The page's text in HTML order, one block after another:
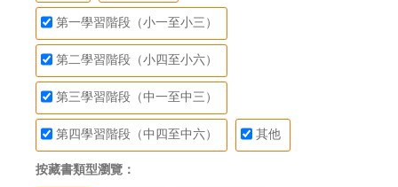
第一學習階段（小一至小三）
第二學習階段（小四至小六）
第三學習階段（中一至中三）
第四學習階段（中四至中六） 其他
按藏書類型瀏覽：